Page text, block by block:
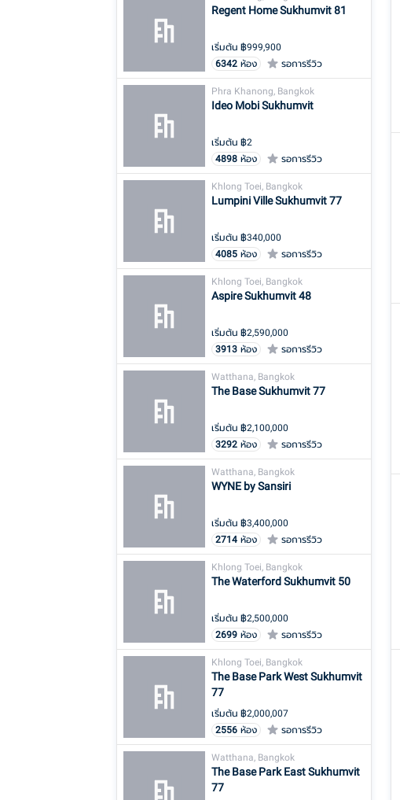
Regent Home Sukhumvit 81
เริ่มต้น ฿999,900
6342 ห้อง รอการรีวิว
Phra Khanong, Bangkok
Ideo Mobi Sukhumvit
เริ่มต้น ฿2
4898 ห้อง รอการรีวิว
Khlong Toei, Bangkok
Lumpini Ville Sukhumvit 77
เริ่มต้น ฿340,000
4085 ห้อง รอการรีวิว
Khlong Toei, Bangkok
Aspire Sukhumvit 48
เริ่มต้น ฿2,590,000
3913 ห้อง รอการรีวิว
Watthana, Bangkok
The Base Sukhumvit 77
เริ่มต้น ฿2,100,000
3292 ห้อง รอการรีวิว
Watthana, Bangkok
WYNE by Sansiri
เริ่มต้น ฿3,400,000
2714 ห้อง รอการรีวิว
Khlong Toei, Bangkok
The Waterford Sukhumvit 50
เริ่มต้น ฿2,500,000
2699 ห้อง รอการรีวิว
Khlong Toei, Bangkok
The Base Park West Sukhumvit
77
เริ่มต้น ฿2,000,007
2556 ห้อง รอการรีวิว
Watthana, Bangkok
The Base Park East Sukhumvit
77